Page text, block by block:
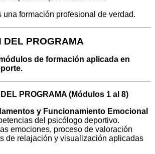
una formación profesional de verdad.
DEL PROGRAMA
de formación aplicada en
PROGRAMA (Módulos 1 al 8)
y Funcionamiento Emocional
del psicólogo deportivo.
emociones, proceso de valoración
de relajación y visualización aplicadas